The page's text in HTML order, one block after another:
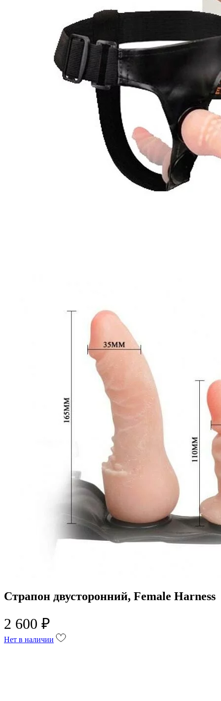
Страпон двусторонний, Female Harness
2 600 ₽
Нет в наличии